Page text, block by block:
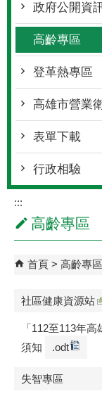
政府公開資
高齡專區
登革熱專區
高雄市營業
表單下載
行政相驗
:::
高齡專區
首頁 高齡專區
社區健康資源站
「112至113年
須知
.odt
失智專區